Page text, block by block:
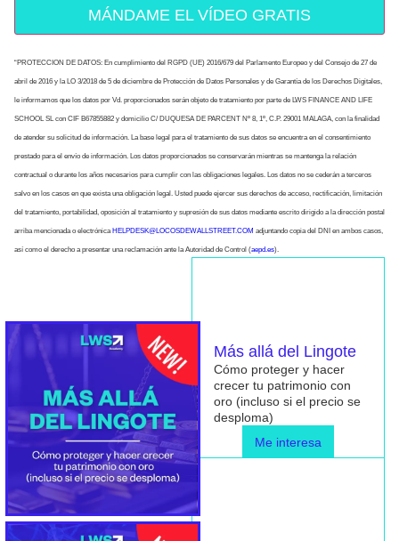
MÁNDAME EL VÍDEO GRATIS
“PROTECCION DE DATOS: En cumplimiento del RGPD (UE) 2016/679 del Parlamento Europeo y del Consejo de 27 de
abril de 2016 y la LO 3/2018 de 5 de diciembre de Protección de Datos Personales y de Garantía de los Derechos Digitales,
le informamos que los datos por Vd. proporcionados serán objeto de tratamiento por parte de LWS FINANCE AND LIFE
SCHOOL SL con CIF B67855882 y domicilio C/ DUQUESA DE PARCENT Nº 8, 1º, C.P. 29001 MALAGA, con la finalidad
de atender su solicitud de información. La base legal para el tratamiento de sus datos se encuentra en el consentimiento
prestado para el envío de información. Los datos proporcionados se conservarán mientras se mantenga la relación
contractual o durante los años necesarios para cumplir con las obligaciones legales. Los datos no se cederán a terceros
salvo en los casos en que exista una obligación legal. Usted puede ejercer sus derechos de acceso, rectificación, limitación
del tratamiento, portabilidad, oposición al tratamiento y supresión de sus datos mediante escrito dirigido a la dirección postal
arriba mencionada o electrónica HELPDESK@LOCOSDEWALLSTREET.COM adjuntando copia del DNI en ambos casos,
así como el derecho a presentar una reclamación ante la Autoridad de Control (aepd.es).
Más allá del Lingote
Cómo proteger y hacer
crecer tu patrimonio con
oro (incluso si el precio se
desploma)
Me interesa